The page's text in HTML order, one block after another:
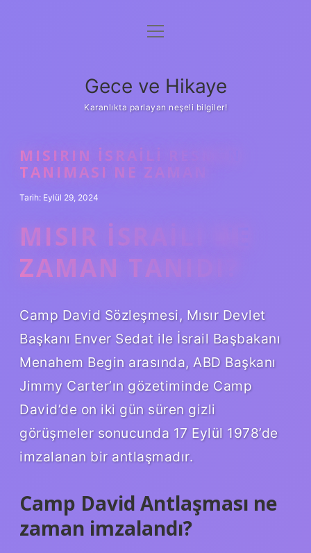
Anasayfa
Yasal Uyarı
menüyü
Gece ve Hikaye
Karanlıkta parlayan neşeli bilgiler!
MISIRIN İSRAILI RESMEN
TANIMASI NE ZAMAN
Tarih: Eylül 29, 2024
MISIR İSRAILI NE
ZAMAN TANIDI?
Camp David Sözleşmesi, Mısır Devlet
Başkanı Enver Sedat ile İsrail Başbakanı
Menahem Begin arasında, ABD Başkanı
Jimmy Carter’ın gözetiminde Camp
David’de on iki gün süren gizli
görüşmeler sonucunda 17 Eylül 1978’de
imzalanan bir antlaşmadır.
Camp David Antlaşması ne
zaman imzalandı?